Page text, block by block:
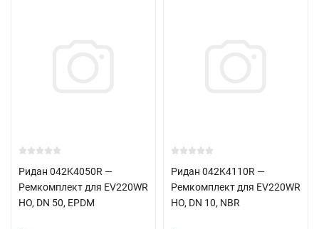
Ридан 042K4050R —
Ремкомплект для EV220WR
НО, DN 50, EPDM
Ридан 042K4110R —
Ремкомплект для EV220WR
НО, DN 10, NBR